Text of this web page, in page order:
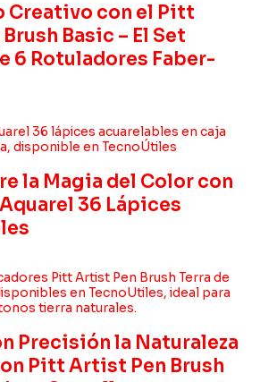
Creativo con el Pitt
Basic – El Set
6 Rotuladores Faber-
la Magia del Color con
36 Lápices
Precisión la Naturaleza
Pitt Artist Pen Brush